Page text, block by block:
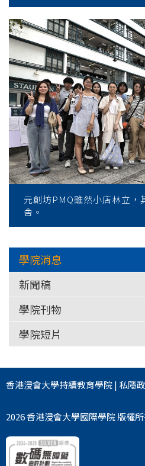
元創坊PMQ雖然小店林立，
舍。
學院消息
新聞稿
學院刊物
學院短片
香港浸會大學持續教育學院| 私隱
2026 香港浸會大學國際學院 版權